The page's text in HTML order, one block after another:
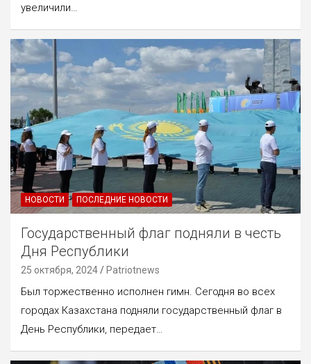
увеличили…
НОВОСТИ ПОСЛЕДНИЕ НОВОСТИ
Государственный флаг подняли в честь
Дня Республики
25 октября, 2024 Patriotnews
Был торжественно исполнен гимн. Сегодня во всех
городах Казахстана подняли государственный флаг в
День Республики, передает…